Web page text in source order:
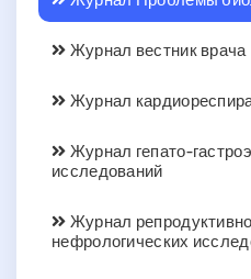
Журнал вестник врача
Журнал
Журнал гепато-
исследований
Журнал
нефрологических